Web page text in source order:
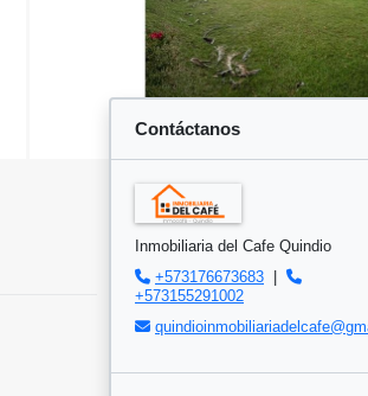
Contáctanos
Inmobiliaria del Cafe Quindio
+573176673683 |
+573155291002